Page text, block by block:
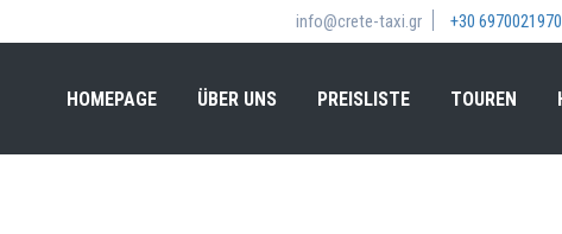
info@crete-taxi.gr +30 6970021970
HOMEPAGE ÜBER UNS PREISLISTE TOUREN